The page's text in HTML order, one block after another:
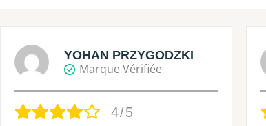
YOHAN PRZYGODZKI
Marque Vérifiée
4/5